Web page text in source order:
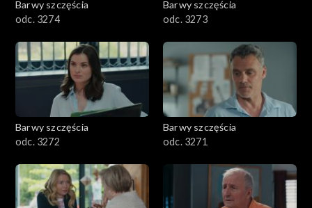
Barwy szczęścia
odc. 3274
Barwy szczęścia
odc. 3273
Barwy szczęścia
odc. 3272
Barwy szczęścia
odc. 3271